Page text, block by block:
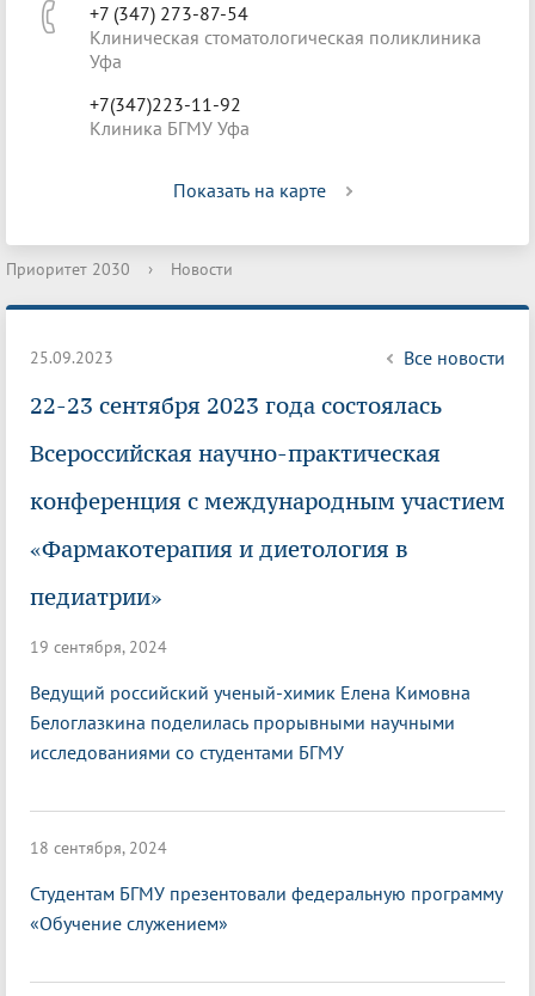
+7 (347) 273-87-54
Клиническая стоматологическая поликлиника
Уфа
+7(347)223-11-92
Клиника БГМУ Уфа
Показать на карте
Приоритет 2030 › Новости
25.09.2023 Все новости
22-23 сентября 2023 года состоялась
Всероссийская научно-практическая
конференция с международным участием
«Фармакотерапия и диетология в
педиатрии»
19 сентября, 2024
Ведущий российский ученый-химик Елена Кимовна
Белоглазкина поделилась прорывными научными
исследованиями со студентами БГМУ
18 сентября, 2024
Студентам БГМУ презентовали федеральную программу
«Обучение служением»